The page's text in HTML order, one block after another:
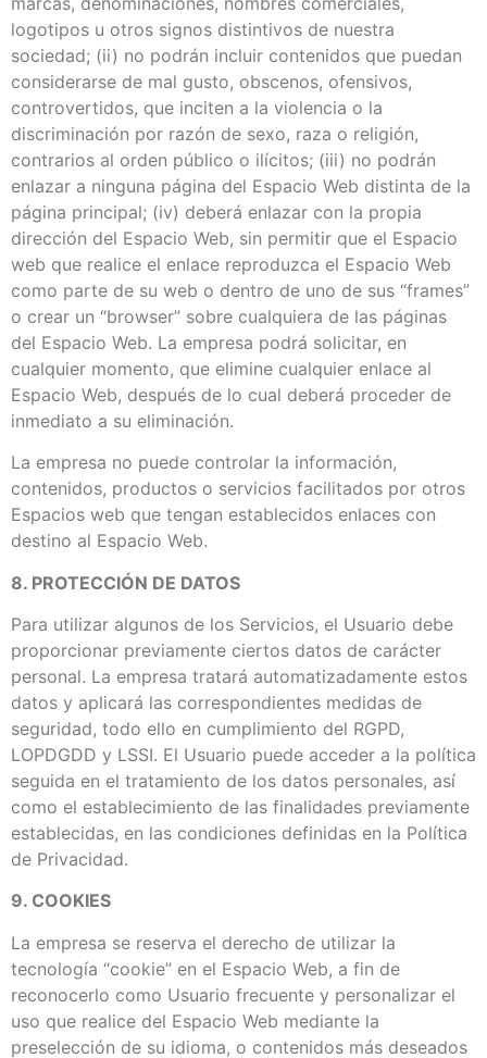
logotipos u otros signos distintivos de nuestra
sociedad; (ii) no podrán incluir contenidos que puedan
considerarse de mal gusto, obscenos, ofensivos,
controvertidos, que inciten a la violencia o la
discriminación por razón de sexo, raza o religión,
contrarios al orden público o ilícitos; (iii) no podrán
enlazar a ninguna página del Espacio Web distinta de la
página principal; (iv) deberá enlazar con la propia
dirección del Espacio Web, sin permitir que el Espacio
web que realice el enlace reproduzca el Espacio Web
como parte de su web o dentro de uno de sus “frames”
o crear un “browser” sobre cualquiera de las páginas
del Espacio Web. La empresa podrá solicitar, en
cualquier momento, que elimine cualquier enlace al
Espacio Web, después de lo cual deberá proceder de
inmediato a su eliminación.
La empresa no puede controlar la información,
contenidos, productos o servicios facilitados por otros
Espacios web que tengan establecidos enlaces con
destino al Espacio Web.
8. PROTECCIÓN DE DATOS
Para utilizar algunos de los Servicios, el Usuario debe
proporcionar previamente ciertos datos de carácter
personal. La empresa tratará automatizadamente estos
datos y aplicará las correspondientes medidas de
seguridad, todo ello en cumplimiento del RGPD,
LOPDGDD y LSSI. El Usuario puede acceder a la política
seguida en el tratamiento de los datos personales, así
como el establecimiento de las finalidades previamente
establecidas, en las condiciones definidas en la Política
de Privacidad.
9. COOKIES
La empresa se reserva el derecho de utilizar la
tecnología “cookie” en el Espacio Web, a fin de
reconocerlo como Usuario frecuente y personalizar el
uso que realice del Espacio Web mediante la
preselección de su idioma, o contenidos más deseados